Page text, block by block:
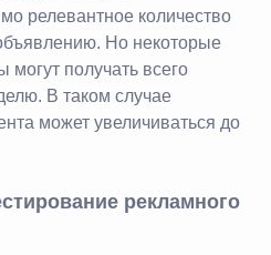
релевантное количество
Но некоторые
могут получать всего
В таком случае
может увеличиваться до
рекламного